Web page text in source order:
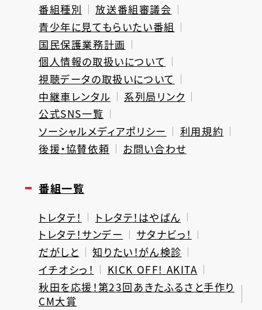
番組種別
放送番組審議会
青少年に見てもらいたい番組
国民保護業務計画
個人情報の取扱いについて
視聴データの取扱いについて
中継車レンタル
系列局リンク
公式SNS一覧
ソーシャルメディアポリシー
利用規約
後援・協賛依頼
お問い合わせ
番組一覧
トレタテ！
トレタテ！はやばん
トレタテ！サンデー
サタナビっ！
だがしと
知りたい！がん検診
イチオシっ！
KICK OFF! AKITA
秋田を応援！第23回あきたふるさと手作り
CM大賞